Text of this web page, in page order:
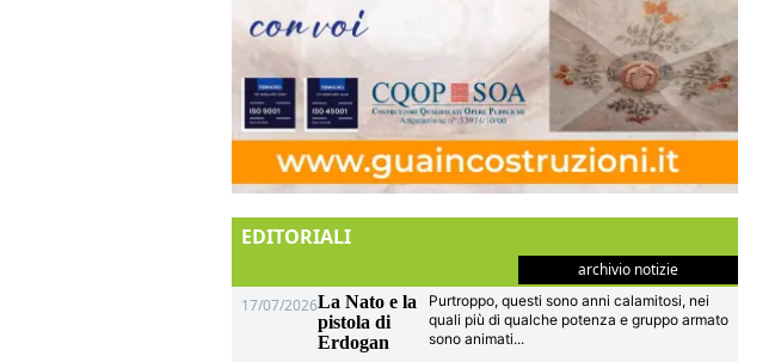
EDITORIALI
archivio notizie
17/07/2026La Nato e la
pistola di
Erdogan
Purtroppo, questi sono anni calamitosi, nei
quali più di qualche potenza e gruppo armato
sono animati...